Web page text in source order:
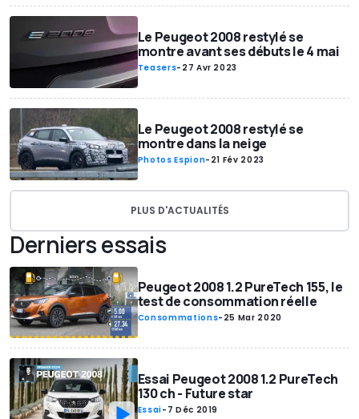
Le Peugeot 2008 restylé se
montre avant ses débuts le 4 mai
Teasers- 27 Avr 2023
Le Peugeot 2008 restylé se
montre dans la neige
Photos Espion- 21 Fév 2023
PLUS D'ACTUALITÉS
Derniers essais
Peugeot 2008 1.2 PureTech 155, le
test de consommation réelle
Consommations- 25 Mar 2020
Essai Peugeot 2008 1.2 PureTech
130 ch - Future star
Essai- 7 Déc 2019